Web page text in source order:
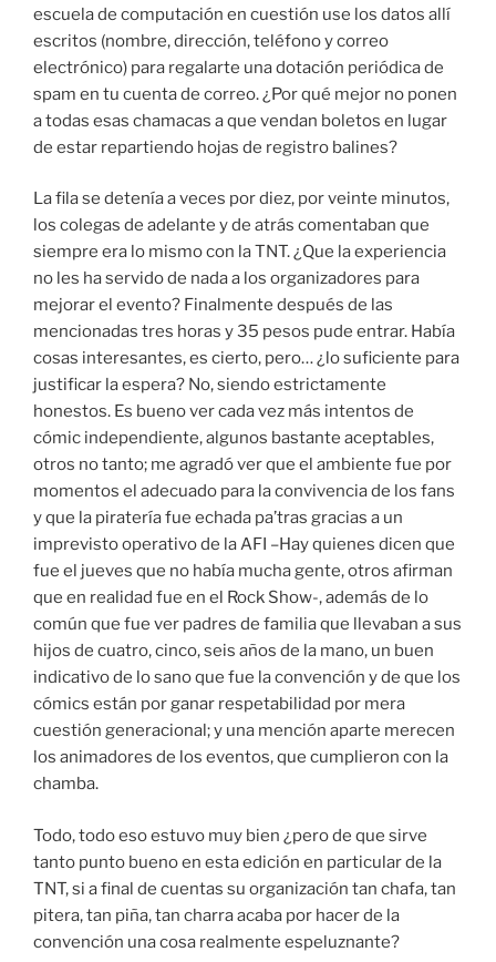
escuela de computación en cuestión use los datos allí
escritos (nombre, dirección, teléfono y correo
electrónico) para regalarte una dotación periódica de
spam en tu cuenta de correo. ¿Por qué mejor no ponen
a todas esas chamacas a que vendan boletos en lugar
de estar repartiendo hojas de registro balines?
La fila se detenía a veces por diez, por veinte minutos,
los colegas de adelante y de atrás comentaban que
siempre era lo mismo con la TNT. ¿Que la experiencia
no les ha servido de nada a los organizadores para
mejorar el evento? Finalmente después de las
mencionadas tres horas y 35 pesos pude entrar. Había
cosas interesantes, es cierto, pero… ¿lo suficiente para
justificar la espera? No, siendo estrictamente
honestos. Es bueno ver cada vez más intentos de
cómic independiente, algunos bastante aceptables,
otros no tanto; me agradó ver que el ambiente fue por
momentos el adecuado para la convivencia de los fans
y que la piratería fue echada pa’tras gracias a un
imprevisto operativo de la AFI –Hay quienes dicen que
fue el jueves que no había mucha gente, otros afirman
que en realidad fue en el Rock Show-, además de lo
común que fue ver padres de familia que llevaban a sus
hijos de cuatro, cinco, seis años de la mano, un buen
indicativo de lo sano que fue la convención y de que los
cómics están por ganar respetabilidad por mera
cuestión generacional; y una mención aparte merecen
los animadores de los eventos, que cumplieron con la
chamba.
Todo, todo eso estuvo muy bien ¿pero de que sirve
tanto punto bueno en esta edición en particular de la
TNT, si a final de cuentas su organización tan chafa, tan
pitera, tan piña, tan charra acaba por hacer de la
convención una cosa realmente espeluznante?